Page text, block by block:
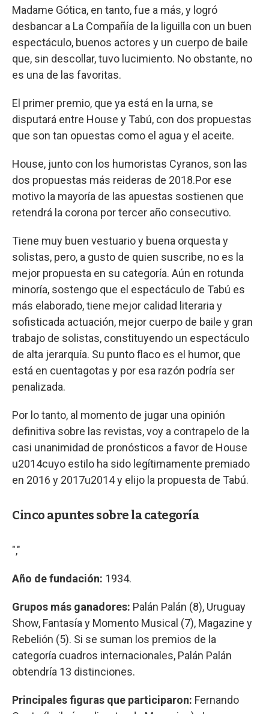
Madame Gótica, en tanto, fue a más, y logró
desbancar a La Compañía de la liguilla con un buen
espectáculo, buenos actores y un cuerpo de baile
que, sin descollar, tuvo lucimiento. No obstante, no
es una de las favoritas.
El primer premio, que ya está en la urna, se
disputará entre House y Tabú, con dos propuestas
que son tan opuestas como el agua y el aceite.
House, junto con los humoristas Cyranos, son las
dos propuestas más reideras de 2018.Por ese
motivo la mayoría de las apuestas sostienen que
retendrá la corona por tercer año consecutivo.
Tiene muy buen vestuario y buena orquesta y
solistas, pero, a gusto de quien suscribe, no es la
mejor propuesta en su categoría. Aún en rotunda
minoría, sostengo que el espectáculo de Tabú es
más elaborado, tiene mejor calidad literaria y
sofisticada actuación, mejor cuerpo de baile y gran
trabajo de solistas, constituyendo un espectáculo
de alta jerarquía. Su punto flaco es el humor, que
está en cuentagotas y por esa razón podría ser
penalizada.
Por lo tanto, al momento de jugar una opinión
definitiva sobre las revistas, voy a contrapelo de la
casi unanimidad de pronósticos a favor de House
u2014cuyo estilo ha sido legítimamente premiado
en 2016 y 2017u2014 y elijo la propuesta de Tabú.
Cinco apuntes sobre la categoría
","
Año de fundación: 1934.
Grupos más ganadores: Palán Palán (8), Uruguay
Show, Fantasía y Momento Musical (7), Magazine y
Rebelión (5). Si se suman los premios de la
categoría cuadros internacionales, Palán Palán
obtendría 13 distinciones.
Principales figuras que participaron: Fernando